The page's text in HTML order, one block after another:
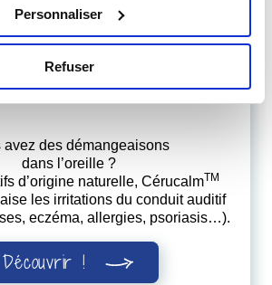
Personnaliser
Refuser
TM
avez des démangeaisons
dans l’oreille ?
d’origine naturelle, CérucalmTM
les irritations du conduit auditif
eczéma, allergies, psoriasis…).
Découvrir !